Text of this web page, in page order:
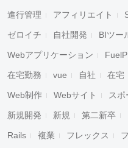
進行管理 アフィリエイト
ゼロイチ 自社開発 BIツー
Webアプリケーション
在宅勤務 vue 自社 在宅
Web制作 Webサイト スポ
新規開発 新規 第二新卒
Rails 複業 フレックス